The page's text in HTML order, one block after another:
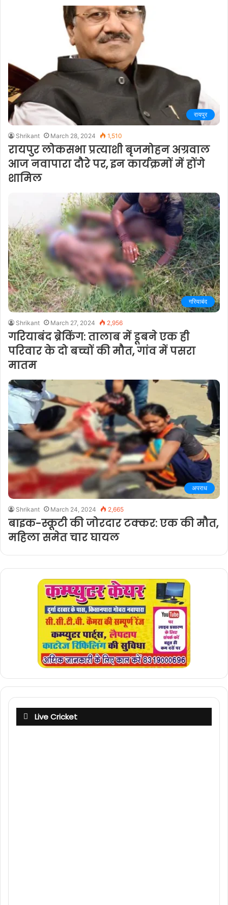
रायपुर
Shrikant March 28, 2024 1,510
रायपुर लोकसभा प्रत्याशी बृजमोहन अग्रवाल
आज नवापारा दौरे पर, इन कार्यक्रमों में होंगे
शामिल
गरियाबंद
Shrikant March 27, 2024 2,956
गरियाबंद ब्रेकिंग: तालाब में डूबने एक ही
परिवार के दो बच्चों की मौत, गांव में पसरा
मातम
अपराध
Shrikant March 24, 2024 2,665
बाइक-स्कूटी की जोरदार टक्कर: एक की मौत,
महिला समेत चार घायल
Live Cricket